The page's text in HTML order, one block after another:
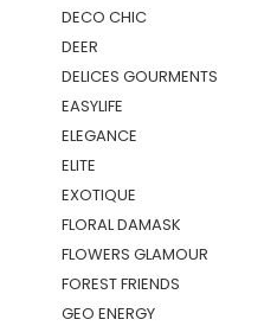
DECO CHIC
DEER
DELICES GOURMENTS
EASYLIFE
ELEGANCE
ELITE
EXOTIQUE
FLORAL DAMASK
FLOWERS GLAMOUR
FOREST FRIENDS
GEO ENERGY